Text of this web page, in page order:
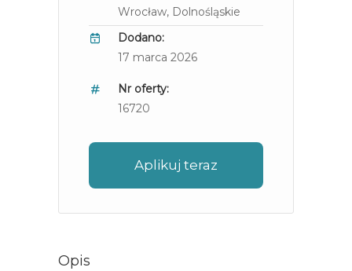
Wrocław, Dolnośląskie
Dodano:
17 marca 2026
Nr oferty:
16720
Aplikuj teraz
Opis